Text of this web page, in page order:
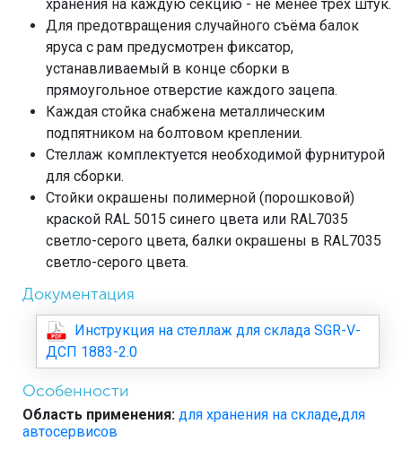
хранения на каждую секцию - не менее трёх штук.
Для предотвращения случайного съёма балок
яруса с рам предусмотрен фиксатор,
устанавливаемый в конце сборки в
прямоугольное отверстие каждого зацепа.
Каждая стойка снабжена металлическим
подпятником на болтовом креплении.
Стеллаж комплектуется необходимой фурнитурой
для сборки.
Стойки окрашены полимерной (порошковой)
краской RAL 5015 синего цвета или RAL7035
светло-серого цвета, балки окрашены в RAL7035
светло-серого цвета.
Документация
Инструкция на стеллаж для склада SGR-V-
ДСП 1883-2.0
Особенности
Область применения: для хранения на складе,для
автосервисов